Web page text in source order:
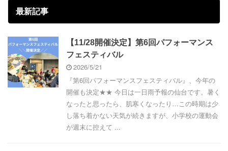
最新記事
【11/28開催決定】第6回パフォーマンス
フェスティバル
2026/5/21
『第6回パフォーマンスフェスティバル』、今年の
開催も決定★★ 今日は一日雨予報の仙台です。暑く
なったと思ったら、肌寒くなったり…この時期は少
し落ち着かない天気が続きますが、小学校の運動会
が週末に控えて ...